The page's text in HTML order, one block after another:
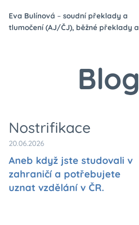
Eva Bulínová – soudní překlady a
tlumočení (AJ/ČJ), běžné překlady a
Blog
Nostrifikace
20.06.2026
Aneb když jste studovali v
zahraničí a potřebujete
uznat vzdělání v ČR.